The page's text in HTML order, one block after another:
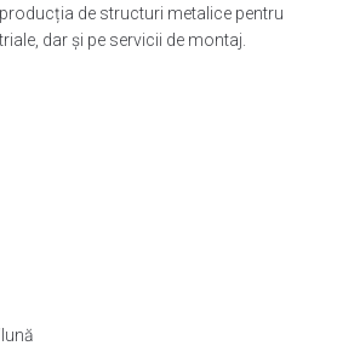
de structuri metalice pentru
dar și pe servicii de montaj.